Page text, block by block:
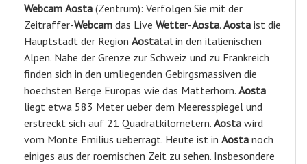
Webcam Aosta (Zentrum): Verfolgen Sie mit der
Zeitraffer-Webcam das Live Wetter-Aosta. Aosta ist die
Hauptstadt der Region Aostatal in den italienischen
Alpen. Nahe der Grenze zur Schweiz und zu Frankreich
finden sich in den umliegenden Gebirgsmassiven die
hoechsten Berge Europas wie das Matterhorn. Aosta
liegt etwa 583 Meter ueber dem Meeresspiegel und
erstreckt sich auf 21 Quadratkilometern. Aosta wird
vom Monte Emilius ueberragt. Heute ist in Aosta noch
einiges aus der roemischen Zeit zu sehen. Insbesondere